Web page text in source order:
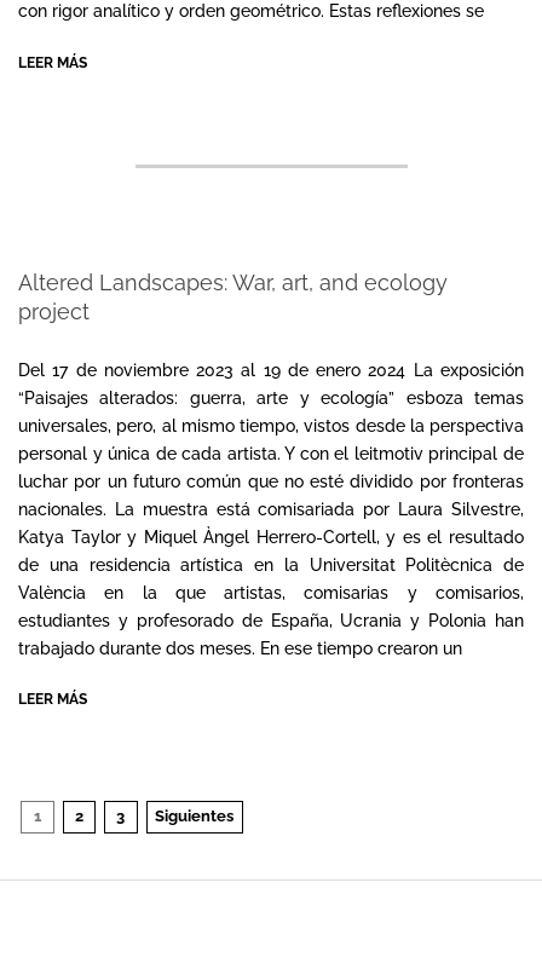
con rigor analítico y orden geométrico. Estas reflexiones se
LEER MÁS
Altered Landscapes: War, art, and ecology
project
01-
08
Del 17 de noviembre 2023 al 19 de enero 2024 La exposición
“Paisajes alterados: guerra, arte y ecología” esboza temas
universales, pero, al mismo tiempo, vistos desde la perspectiva
personal y única de cada artista. Y con el leitmotiv principal de
luchar por un futuro común que no esté dividido por fronteras
nacionales. La muestra está comisariada por Laura Silvestre,
Katya Taylor y Miquel Àngel Herrero-Cortell, y es el resultado
de una residencia artística en la Universitat Politècnica de
València en la que artistas, comisarias y comisarios,
estudiantes y profesorado de España, Ucrania y Polonia han
trabajado durante dos meses. En ese tiempo crearon un
LEER MÁS
Paginación
1 2 3 Siguientes